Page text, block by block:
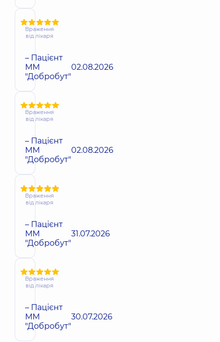
Враження
від лікаря
– Пацієнт
ММ
"Добробут"
02.08.2026
Враження
від лікаря
– Пацієнт
ММ
"Добробут"
02.08.2026
Враження
від лікаря
– Пацієнт
ММ
"Добробут"
31.07.2026
Враження
від лікаря
– Пацієнт
ММ
"Добробут"
30.07.2026